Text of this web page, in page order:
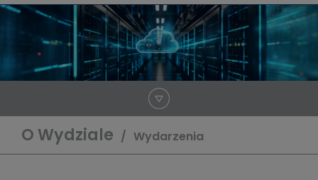
WYDZIAŁ
STUDIA
NAUKA
O Wydziale Wydarzenia